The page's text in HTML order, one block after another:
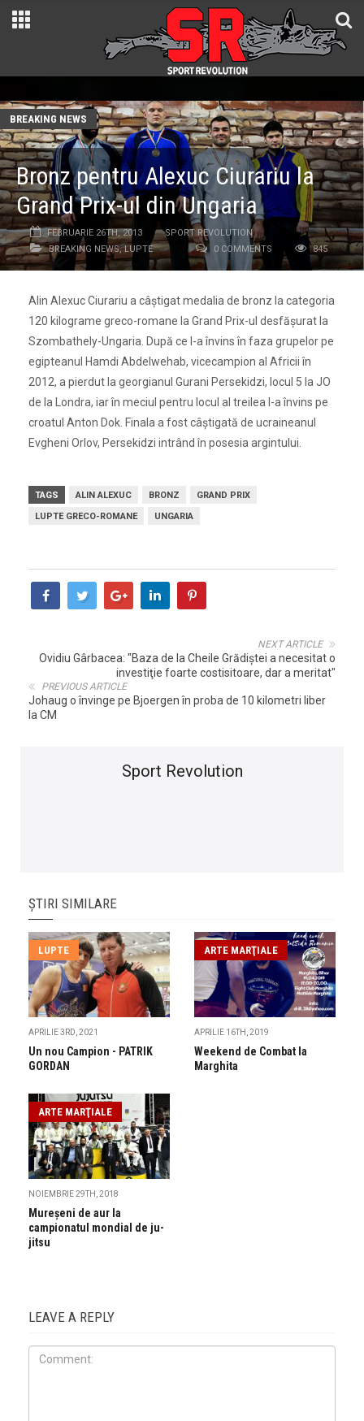
BREAKING NEWS
Bronz pentru Alexuc Ciurariu la
Grand Prix-ul din Ungaria
FEBRUARIE 26TH, 2013
SPORT REVOLUTION
BREAKING NEWS,LUPTE 0 COMMENTS 845
Alin Alexuc Ciurariu a câștigat medalia de bronz la categoria
120 kilograme greco-romane la Grand Prix-ul desfășurat la
Szombathely-Ungaria. După ce l-a învins în faza grupelor pe
egipteanul Hamdi Abdelwehab, vicecampion al Africii în
2012, a pierdut la georgianul Gurani Persekidzi, locul 5 la JO
de la Londra, iar în meciul pentru locul al treilea l-a învins pe
croatul Anton Dok. Finala a fost câștigată de ucraineanul
Evgheni Orlov, Persekidzi intrând în posesia argintului.
TAGS ALIN ALEXUC BRONZ
GRAND PRIX
LUPTE GRECO-ROMANE
UNGARIA
NEXT ARTICLE
Ovidiu Gârbacea: "Baza de la Cheile Grădiştei a necesitat o
investiţie foarte costisitoare, dar a meritat"
PREVIOUS ARTICLE
Johaug o învinge pe Bjoergen în proba de 10 kilometri liber
la CM
Sport Revolution
ȘTIRI SIMILARE
LUPTE
APRILIE 3RD, 2021
Un nou Campion - PATRIK
GORDAN
ARTE MARŢIALE
APRILIE 16TH, 2019
Weekend de Combat la
Marghita
ARTE MARŢIALE
NOIEMBRIE 29TH, 2018
Mureșeni de aur la
campionatul mondial de ju-
jitsu
LEAVE A REPLY